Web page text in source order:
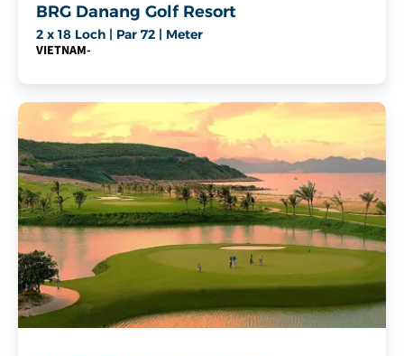
BRG Danang Golf Resort
2 x 18 Loch | Par 72 | Meter
VIETNAM-